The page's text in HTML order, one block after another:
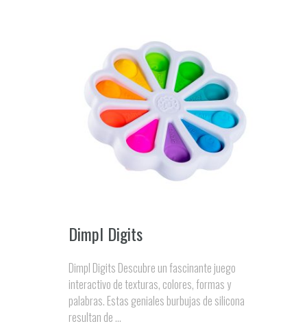
Dimpl Digits
Dimpl Digits Descubre un fascinante juego
interactivo de texturas, colores, formas y
palabras. Estas geniales burbujas de silicona
resultan de ...